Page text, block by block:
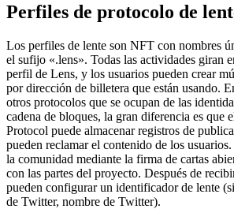
Perfiles de protocolo de
Los perfiles de lente son NFT con nombres
el sufijo «.lens». Todas las actividades giran
perfil de Lens, y los usuarios pueden crear
por dirección de billetera que están usando.
otros protocolos que se ocupan de las
cadena de bloques, la gran diferencia es que
Protocol puede almacenar registros de
pueden reclamar el contenido de los
la comunidad mediante la firma de cartas
con las partes del proyecto. Después de
pueden configurar un identificador de lente
de Twitter, nombre de Twitter).